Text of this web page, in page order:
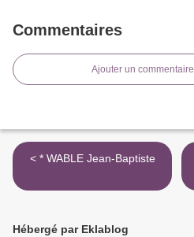
Commentaires
Ajouter un commentaire
< * WABLE Jean-Baptiste
Hébergé par Eklablog